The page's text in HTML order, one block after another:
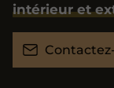
intérieur et